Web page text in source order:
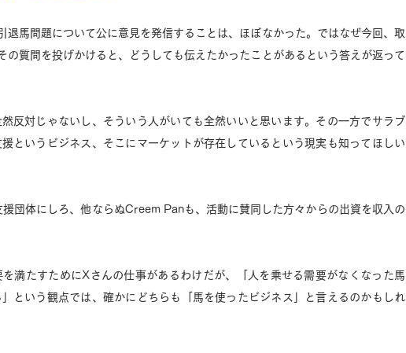
馬問題について公に意見を発信することは、ほぼなかった。ではなぜ今回、取
の質問を投げかけると、どうしても伝えたかったことがあるという答えが返って
反対じゃないし、そういう人がいても全然いいと思います。その一方でサラブ
というビジネス、そこにマーケットが存在しているという現実も知ってほしい
満たすためにXさんの仕事があるわけだが、「人を乗せる需要がなくなった馬
という観点では、確かにどちらも「馬を使ったビジネス」と言えるのかもしれ